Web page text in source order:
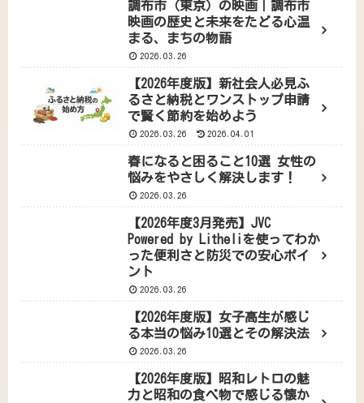
調布市（東京）の映画｜調布市
映画の歴史と未来をたどる心温
まる、まちの物語
2026.03.26
【2026年度版】新社会人必見ふ
るさと納税とワンストップ申請
で賢く節約を始めよう
2026.03.26 2026.04.01
春になると困ること10選 女性の
悩みをやさしく解決します！
2026.03.26
【2026年度3月発売】JVC
Powered by Litheliを使ってわか
った便利さと防災での安心ポイ
ント
2026.03.26
【2026年度版】女子高生が感じ
る本当の悩み10選とその解決法
2026.03.26
【2026年度版】昭和レトロの魅
力と昭和の食べ物で感じる懐か